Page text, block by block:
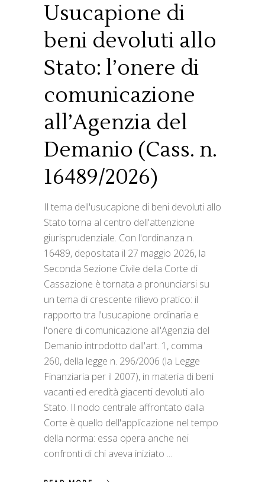
Usucapione di
beni devoluti allo
Stato: l’onere di
comunicazione
all’Agenzia del
Demanio (Cass. n.
16489/2026)
Il tema dell'usucapione di beni devoluti allo
Stato torna al centro dell'attenzione
giurisprudenziale. Con l'ordinanza n.
16489, depositata il 27 maggio 2026, la
Seconda Sezione Civile della Corte di
Cassazione è tornata a pronunciarsi su
un tema di crescente rilievo pratico: il
rapporto tra l'usucapione ordinaria e
l'onere di comunicazione all'Agenzia del
Demanio introdotto dall'art. 1, comma
260, della legge n. 296/2006 (la Legge
Finanziaria per il 2007), in materia di beni
vacanti ed eredità giacenti devoluti allo
Stato. Il nodo centrale affrontato dalla
Corte è quello dell'applicazione nel tempo
della norma: essa opera anche nei
confronti di chi aveva iniziato